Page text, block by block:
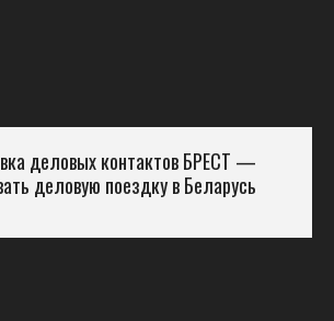
деловых контактов БРЕСТ —
деловую поездку в Беларусь